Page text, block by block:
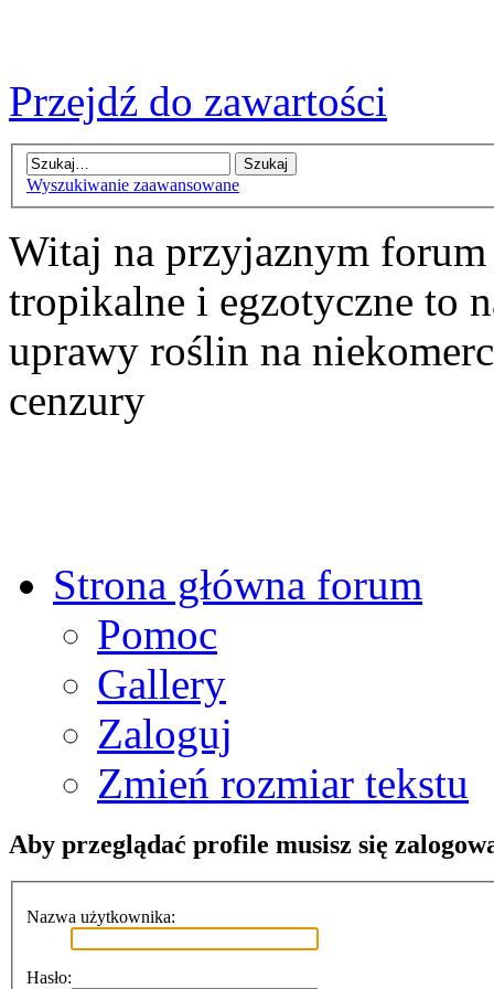
Przejdź do zawartości
Wyszukiwanie zaawansowane
Witaj na przyjaznym
tropikalne i egzotyczne to
uprawy roślin na
cenzury
Strona główna forum
Pomoc
Gallery
Zaloguj
Zmień rozmiar tekstu
Aby przeglądać profile musisz się
Nazwa użytkownika:
Hasło: